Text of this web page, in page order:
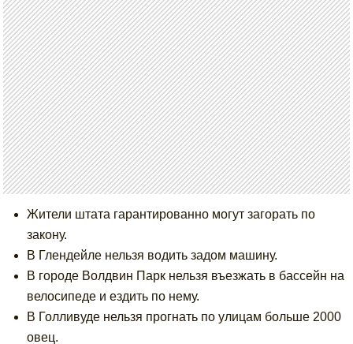
Жители штата гарантированно могут загорать по
закону.
В Глендейле нельзя водить задом машину.
В городе Волдвин Парк нельзя въезжать в бассейн на
велосипеде и ездить по нему.
В Голливуде нельзя прогнать по улицам больше 2000
овец.